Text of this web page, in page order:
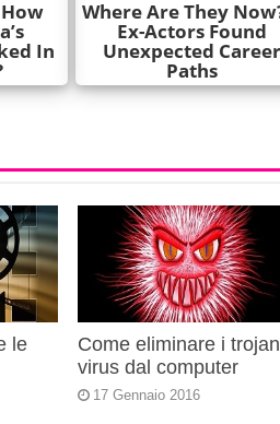
le
Come eliminare i trojan
virus dal computer
17 Gennaio 2016